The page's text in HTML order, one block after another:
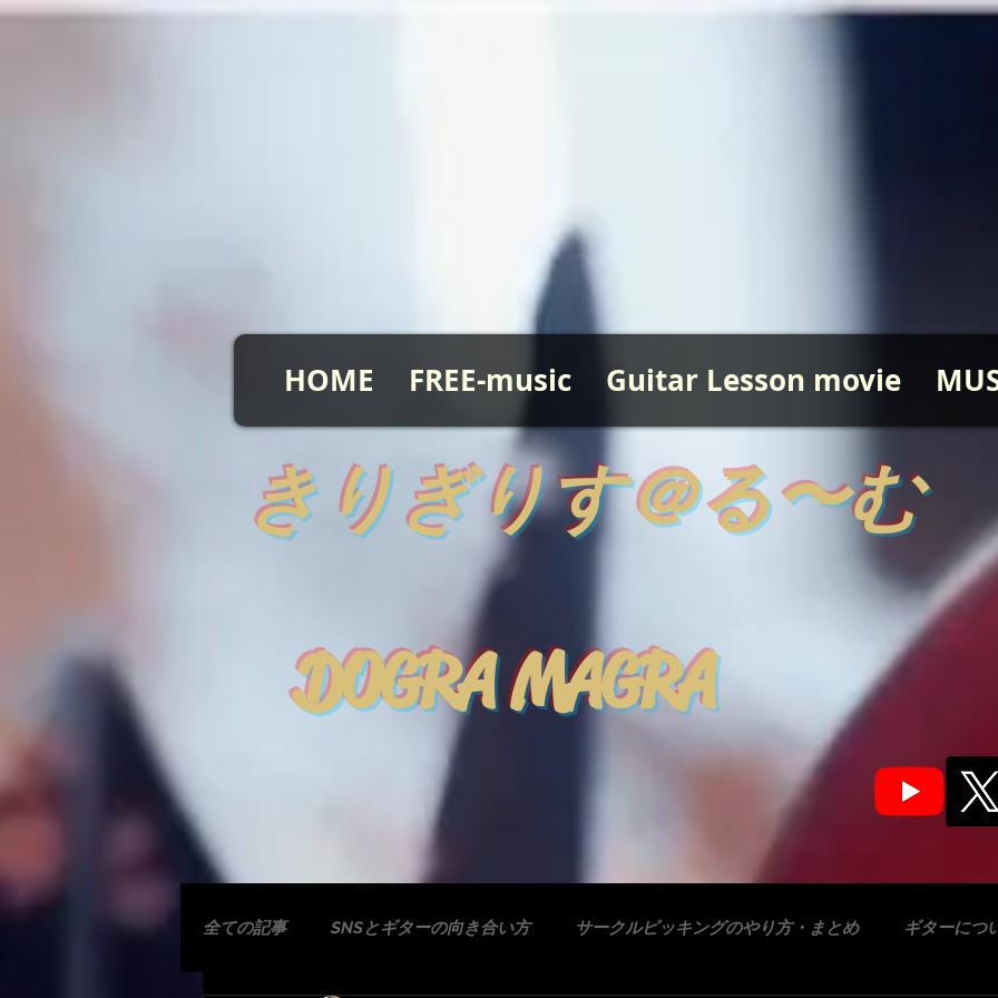
HOME FREE-music Guitar Lesson movie
全ての記事 SNSとギターの向き合い方 サークルピッキングのやり方・まとめ ギターにつ
きりぎりす＠る〜む
DOGRA MAGRA